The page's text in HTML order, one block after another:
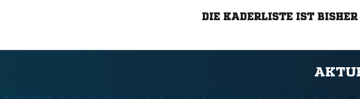
DIE KADERLISTE IST